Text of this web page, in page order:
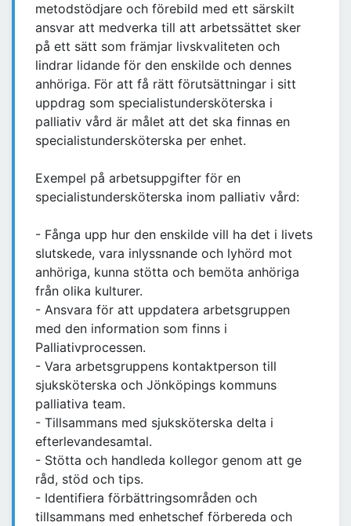
metodstödjare och förebild med ett särskilt
ansvar att medverka till att arbetssättet sker
på ett sätt som främjar livskvaliteten och
lindrar lidande för den enskilde och dennes
anhöriga. För att få rätt förutsättningar i sitt
uppdrag som specialistundersköterska i
palliativ vård är målet att det ska finnas en
specialistundersköterska per enhet.
Exempel på arbetsuppgifter för en
specialistundersköterska inom palliativ vård:
- Fånga upp hur den enskilde vill ha det i livets
slutskede, vara inlyssnande och lyhörd mot
anhöriga, kunna stötta och bemöta anhöriga
från olika kulturer.
- Ansvara för att uppdatera arbetsgruppen
med den information som finns i
Palliativprocessen.
- Vara arbetsgruppens kontaktperson till
sjuksköterska och Jönköpings kommuns
palliativa team.
- Tillsammans med sjuksköterska delta i
efterlevandesamtal.
- Stötta och handleda kollegor genom att ge
råd, stöd och tips.
- Identifiera förbättringsområden och
tillsammans med enhetschef förbereda och